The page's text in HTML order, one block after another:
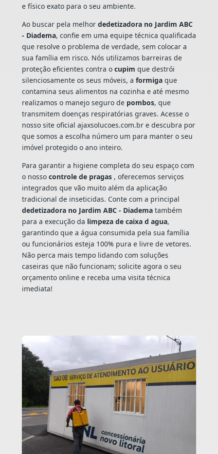
e físico exato para o seu ambiente.
Ao buscar pela melhor dedetizadora no Jardim ABC
- Diadema, confie em uma equipe técnica qualificada
que resolve o problema de verdade, sem colocar a
sua família em risco. Nós utilizamos barreiras de
proteção eficientes contra o cupim que destrói
silenciosamente os seus móveis, a formigaque
contamina seus alimentos na cozinha e até mesmo
realizamos o manejo seguro de pombos, que
transmitem doenças respiratórias graves. Acesse o
nosso site oficial ajaxsolucoes.com.br e descubra por
que somos a escolha número um para manter o seu
imóvel protegido o ano inteiro.
Para garantir a higiene completa do seu espaço com
o nosso controle de pragas , oferecemos serviços
integrados que vão muito além da aplicação
tradicional de inseticidas. Conte com a principal
dedetizadora no Jardim ABC - Diadematambém
para a execução da limpeza de caixa d agua,
garantindo que a água consumida pela sua família
ou funcionários esteja 100% pura e livre de vetores.
Não perca mais tempo lidando com soluções
caseiras que não funcionam; solicite agora o seu
orçamento online e receba uma visita técnica
imediata!